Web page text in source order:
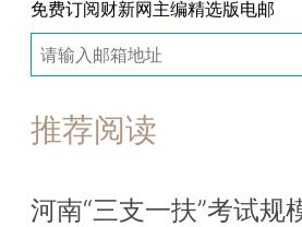
免费订阅财新网主编精选版电邮
推荐阅读
河南“三支一扶”考试规